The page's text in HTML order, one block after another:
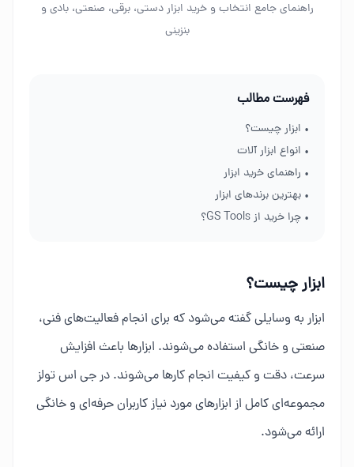
راهنمای جامع انتخاب و خرید ابزار دستی، برقی، صنعتی، بادی و
بنزینی
فهرست مطالب
• ابزار چیست؟
• انواع ابزار آلات
• راهنمای خرید ابزار
• بهترین برندهای ابزار
• چرا خرید از GS Tools؟
ابزار چیست؟
ابزار به وسایلی گفته می‌شود که برای انجام فعالیت‌های فنی،
صنعتی و خانگی استفاده می‌شوند. ابزارها باعث افزایش
سرعت، دقت و کیفیت انجام کارها می‌شوند. در جی اس تولز
مجموعه‌ای کامل از ابزارهای مورد نیاز کاربران حرفه‌ای و خانگی
ارائه می‌شود.